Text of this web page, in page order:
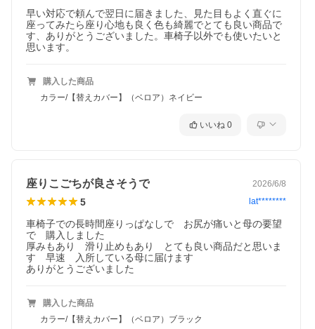
早い対応で頼んで翌日に届きました、見た目もよく直ぐに
座ってみたら座り心地も良く色も綺麗でとても良い商品で
す、ありがとうございました。車椅子以外でも使いたいと
購入した商品
カラー/【替えカバー】（ベロア）ネイビー
いいね 0
座りこごちが良さそうで 2026/6/8
5 lat********
車椅子での長時間座りっぱなしで　お尻が痛いと母の要望
で　購入しました
厚みもあり　滑り止めもあり　とても良い商品だと思いま
す　早速　入所している母に届けます
ありがとうございました
購入した商品
カラー/【替えカバー】（ベロア）ブラック